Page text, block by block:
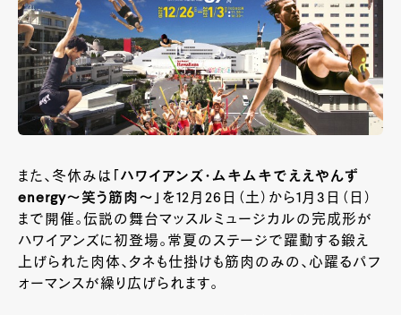
また、冬休みは 「 ハワイアンズ・ムキムキでええやんず
energy～笑う筋肉～」 を12月26日（土）から1月3日（日）
まで開催。伝説の舞台マッスルミュージカルの完成形が
ハワイアンズに初登場。常夏のステージで躍動する鍛え
上げられた肉体、タネも仕掛けも筋肉のみの、心躍るパフ
ォーマンスが繰り広げられます。